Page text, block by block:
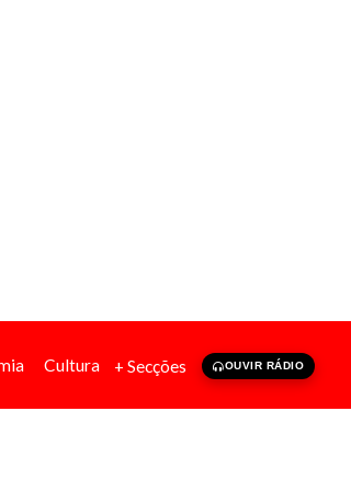
Cultura + Secções OUVIR RÁDIO